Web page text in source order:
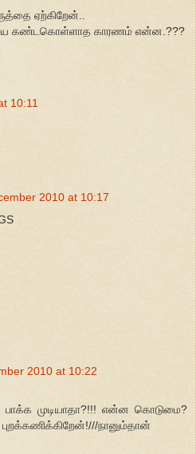
ஏற்கிறேன்..
கண்டகொள்ளாத காரணம் என்ன.???
10:11
2010 at 10:17
2010 at 10:22
பாக்க முடியாதா?!!! என்ன கொடுமை?
நானும்தான்